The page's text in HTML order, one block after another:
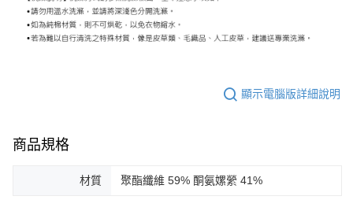
顯示電腦版詳細說明
商品規格
材質 聚酯纖維 59% 酮氨嫘縈 41%